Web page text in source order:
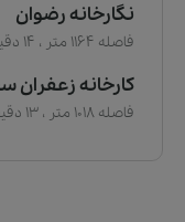
نگارخانه رضوان
فاصله 1164 متر ، 14 دقیقه پیاده و 4 دقیقه با خودرو
کارخانه زعفران
فاصله 1018 متر ، 13 دقیقه پیاده و 3 دقیقه با خودرو